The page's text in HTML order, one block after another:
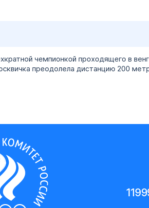
чемпионкой проходящего в
преодолела дистанцию 200